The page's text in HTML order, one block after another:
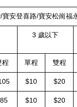
安登喜路/寶安松崗福
3 歲以下
程 單程 雙程
$10 $20
$10 $20